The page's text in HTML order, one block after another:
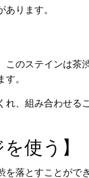
ります。
このステインは茶
。
れ、組み合わせる
使う】
落とすことができ